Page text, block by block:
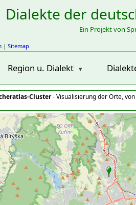
Dialekte der
Ein Projekt von
| Sitemap
Region u. Dialekt
Cluster- Visualisierung der Orte,